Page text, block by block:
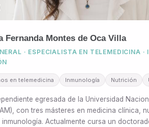
Fernanda Montes de Oca Villa
· ESPECIALISTA EN TELEMEDICINA
en telemedicina Inmunología Nutrición
egresada de la Universidad
con tres másteres en medicina clínica,
inmunología. Actualmente cursa un